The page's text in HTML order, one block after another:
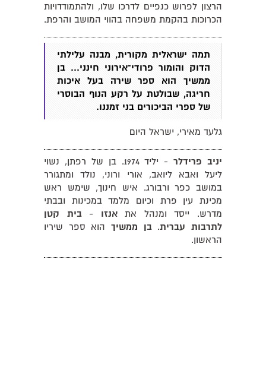
הרצון לפרוש כנפיים לדרכו שלו, ולהתמודדויות
הכרוכות בהקמת משפחה בהווי המושב והרפת.
תמה ישראלית מקורית, מבנה עלילתי
הדוק והומור פרודי־אירוני חינני... בן
ממשיך הוא ספר שירה בעל איכות
חריגה, שבולטת על רקע הנוף הבוסרי
של ספרי הביכורים בני זמננו.
גלעד מאירי, ישראל היום
יניב פרידלר
- יליד 1974. בן של רפתן, נשוי
ליעל ואבא ליואב, אורי ורוני, נולד ומתגורר
במושב כפר ורבורג. איש חינוך, שימש ראש
מכינת עין פרת וכיום מלמד במכינות ובבתי
מדרש. ייסד ומנהל אתאנזו - בית קטן
לתרבות עברית.בן ממשיך הוא ספר שיריו
הראשון.